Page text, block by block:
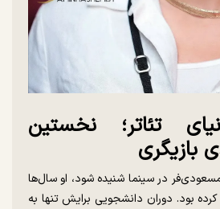
تئاتر؛ نخستین
بازیگری
در سینما شنیده شود، او سال‌ها
بود. دوران دانشجویی برایش تنها به